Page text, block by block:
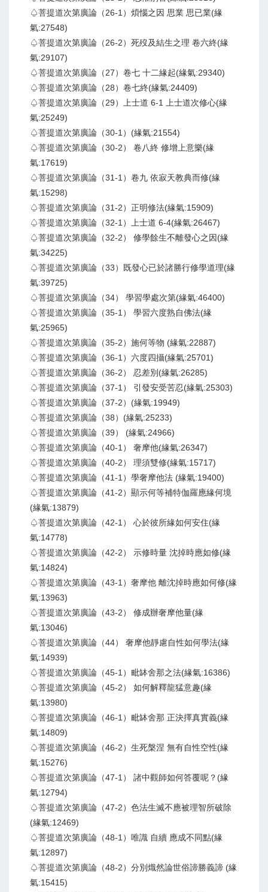
♤菩提道次第廣論（26-1）煩惱之因 思業 思已業(緣
氣:27548)
♤菩提道次第廣論（26-2）死歿及結生之理 卷六終(緣
氣:29107)
♤菩提道次第廣論（27）卷七 十二緣起(緣氣:29340)
♤菩提道次第廣論（28）卷七終(緣氣:24409)
♤菩提道次第廣論（29）上士道 6-1 上士道次修心(緣
氣:25249)
♤菩提道次第廣論（30-1）(緣氣:21554)
♤菩提道次第廣論（30-2） 卷八終 修增上意樂(緣
氣:17619)
♤菩提道次第廣論（31-1）卷九 依寂天教典而修(緣
氣:15298)
♤菩提道次第廣論（31-2）正明修法(緣氣:15909)
♤菩提道次第廣論（32-1）上士道 6-4(緣氣:26467)
♤菩提道次第廣論（32-2） 修學餘生不離發心之因(緣
氣:34225)
♤菩提道次第廣論（33）既發心已於諸勝行修學道理(緣
氣:39725)
♤菩提道次第廣論（34） 學習學處次第(緣氣:46400)
♤菩提道次第廣論（35-1） 學習六度熟自佛法(緣
氣:25965)
♤菩提道次第廣論（35-2）施何等物 (緣氣:22887)
♤菩提道次第廣論（36-1）六度四攝(緣氣:25701)
♤菩提道次第廣論（36-2） 忍差別(緣氣:26285)
♤菩提道次第廣論（37-1） 引發安受苦忍(緣氣:25303)
♤菩提道次第廣論（37-2）(緣氣:19949)
♤菩提道次第廣論（38）(緣氣:25233)
♤菩提道次第廣論（39） (緣氣:24966)
♤菩提道次第廣論（40-1） 奢摩他(緣氣:26347)
♤菩提道次第廣論（40-2） 理須雙修(緣氣:15717)
♤菩提道次第廣論（41-1）學奢摩他法 (緣氣:19400)
♤菩提道次第廣論（41-2）顯示何等補特伽羅應緣何境
(緣氣:13879)
♤菩提道次第廣論（42-1） 心於彼所緣如何安住(緣
氣:14778)
♤菩提道次第廣論（42-2） 示修時量 沈掉時應如修(緣
氣:14824)
♤菩提道次第廣論（43-1）奢摩他 離沈掉時應如何修(緣
氣:13963)
♤菩提道次第廣論（43-2） 修成辦奢摩他量(緣
氣:13046)
♤菩提道次第廣論（44） 奢摩他靜慮自性如何學法(緣
氣:14939)
♤菩提道次第廣論（45-1）毗缽舍那之法(緣氣:16386)
♤菩提道次第廣論（45-2） 如何解釋龍猛意趣(緣
氣:13980)
♤菩提道次第廣論（46-1）毗缽舍那 正決擇真實義(緣
氣:14809)
♤菩提道次第廣論（46-2）生死槃涅 無有自性空性(緣
氣:15276)
♤菩提道次第廣論（47-1） 諸中觀師如何答覆呢？(緣
氣:12794)
♤菩提道次第廣論（47-2）色法生滅不應被理智所破除
(緣氣:12469)
♤菩提道次第廣論（48-1）唯識 自續 應成不同點(緣
氣:12897)
♤菩提道次第廣論（48-2）分別熾然論世俗諦勝義諦 (緣
氣:15415)